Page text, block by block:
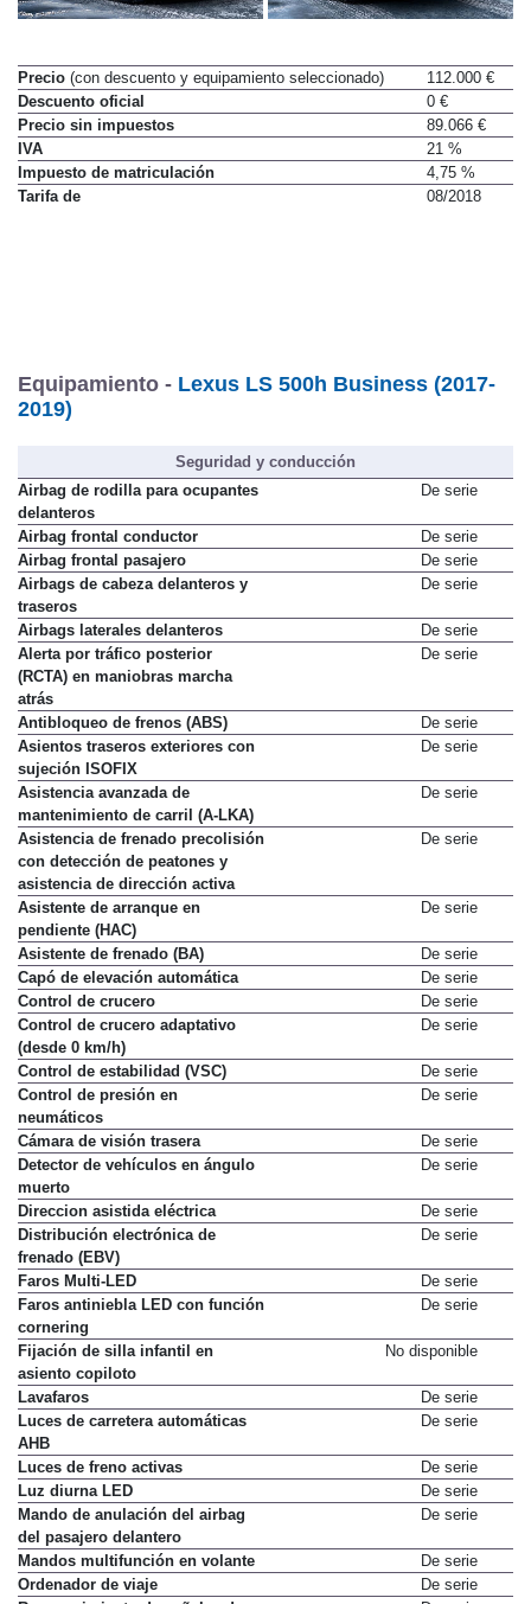
Precio (con descuento y equipamiento seleccionado)
112.000 €
Descuento oficial
0 €
Precio sin impuestos
89.066 €
IVA
21 %
Impuesto de matriculación
4,75 %
Tarifa de
08/2018
Equipamiento - Lexus LS 500h Business (2017-
2019)
Seguridad y conducción
Airbag de rodilla para ocupantes
delanteros
De serie
Airbag frontal conductor
De serie
Airbag frontal pasajero
De serie
Airbags de cabeza delanteros y
traseros
De serie
Airbags laterales delanteros
De serie
Alerta por tráfico posterior
(RCTA) en maniobras marcha
atrás
De serie
Antibloqueo de frenos (ABS)
De serie
Asientos traseros exteriores con
sujeción ISOFIX
De serie
Asistencia avanzada de
mantenimiento de carril (A-LKA)
De serie
Asistencia de frenado precolisión
con detección de peatones y
asistencia de dirección activa
De serie
Asistente de arranque en
pendiente (HAC)
De serie
Asistente de frenado (BA)
De serie
Capó de elevación automática
De serie
Control de crucero
De serie
Control de crucero adaptativo
(desde 0 km/h)
De serie
Control de estabilidad (VSC)
De serie
Control de presión en
neumáticos
De serie
Cámara de visión trasera
De serie
Detector de vehículos en ángulo
muerto
De serie
Direccion asistida eléctrica
De serie
Distribución electrónica de
frenado (EBV)
De serie
Faros Multi-LED
De serie
Faros antiniebla LED con función
cornering
De serie
Fijación de silla infantil en
asiento copiloto
No disponible
Lavafaros
De serie
Luces de carretera automáticas
AHB
De serie
Luces de freno activas
De serie
Luz diurna LED
De serie
Mando de anulación del airbag
del pasajero delantero
De serie
Mandos multifunción en volante
De serie
Ordenador de viaje
De serie